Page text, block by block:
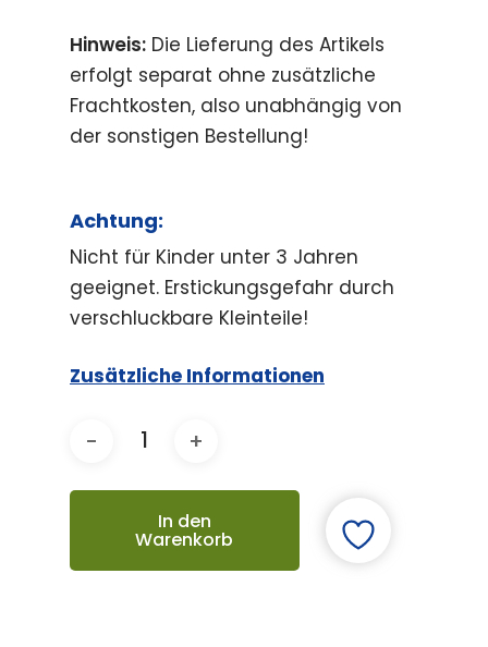
Hinweis: Die Lieferung des Artikels
erfolgt separat ohne zusätzliche
Frachtkosten, also unabhängig von
der sonstigen Bestellung!
Achtung:
Nicht für Kinder unter 3 Jahren
geeignet. Erstickungsgefahr durch
verschluckbare Kleinteile!
Zusätzliche Informationen
In den
Warenkorb